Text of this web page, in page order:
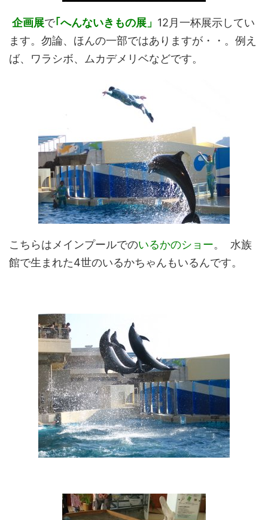
企画展で｢へんないきもの展」 12月一杯展示してい
ます。勿論、ほんの一部ではありますが・・。例え
ば、ワラシボ、ムカデメリベなどです。
こちらはメインプールでのいるかのショー。 水族
館で生まれた4世のいるかちゃんもいるんです。